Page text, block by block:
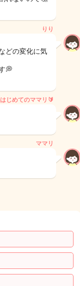
りり
どの変化に気
💭
はじめてのママリ🔰
ママリ